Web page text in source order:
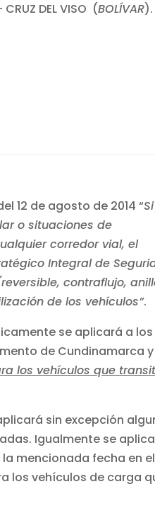
CRUZ DEL VISO (BOLÍVAR).
12 de agosto de 2014 “
o situaciones de
corredor vial, el
Integral de
contraflujo,
de los vehículos”.
se aplicará a los
de Cundinamarca
los vehículos que
sin excepción
Igualmente se
mencionada fecha en el
los vehículos de carga